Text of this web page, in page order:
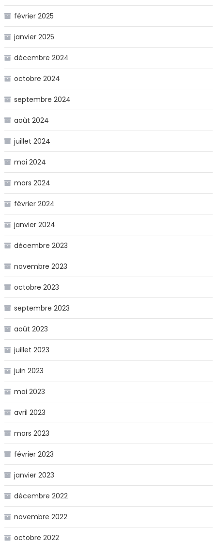
février 2025
janvier 2025
décembre 2024
octobre 2024
septembre 2024
août 2024
juillet 2024
mai 2024
mars 2024
février 2024
janvier 2024
décembre 2023
novembre 2023
octobre 2023
septembre 2023
août 2023
juillet 2023
juin 2023
mai 2023
avril 2023
mars 2023
février 2023
janvier 2023
décembre 2022
novembre 2022
octobre 2022